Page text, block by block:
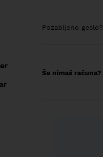
Pozabljeno geslo?
Še nimaš računa?